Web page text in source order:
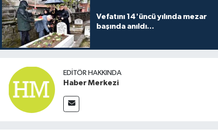
Vefatını 14'üncü yılında mezar
başında anıldı...
EDITÖR HAKKINDA
Haber Merkezi